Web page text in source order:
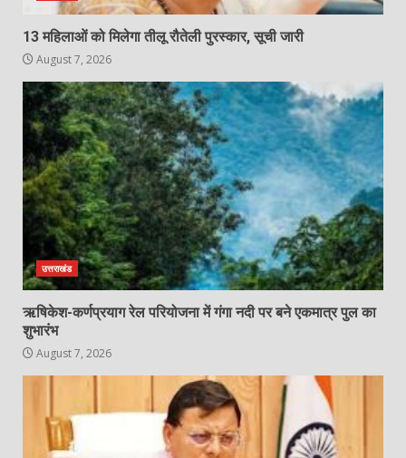
13 महिलाओं को मिलेगा तीलू रौतेली पुरस्कार, सूची जारी
August 7, 2026
उत्तराखंड
ऋषिकेश-कर्णप्रयाग रेल परियोजना में गंगा नदी पर बने एकमात्र पुल का
शुभारंभ
August 7, 2026